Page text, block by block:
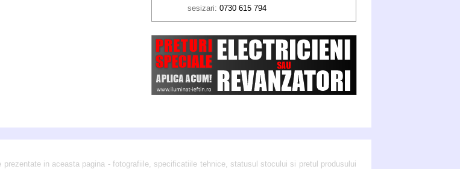
sesizari: 0730 615 794
prezentate in aceasta pagina - fotografiile, specificatiile tehnice, statusul stocului si pretul produsului